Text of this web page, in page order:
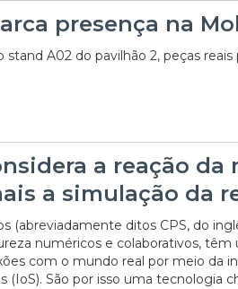
presença na
stand A02 do pavilhão 2, peças
a reação da
a simulação da
(abreviadamente ditos CPS, do
numéricos e colaborativos,
com o mundo real por meio da
(IoS). São por isso uma tecnologia
27/07/2026